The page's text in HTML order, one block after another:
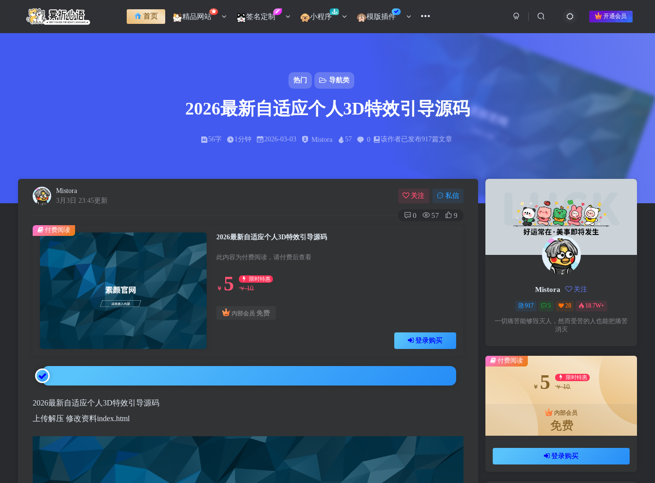
热门 导航类
2026最新自适应个人3D特效引导源码
56字 1分钟 2026-03-03 Mistora 57 0 该作者已发布917篇文章
首页 精品网站 签名定制 小程序 模版插件 开通会员
Mistora
3月3日 23:45更新
关注 私信
0 57 9
2026最新自适应个人3D特效引导源码
此内容为付费阅读，请付费后查看
￥ 5 限时特惠
￥ 10
内部会员 免费
登录购买
付费阅读
2026最新自适应个人3D特效引导源码
上传解压 修改资料index.html
Mistora 关注
917 5 28 18.7W+
一切痛苦能够毁灭人，然而受苦的人也能把痛苦
消灭
付费阅读
￥ 5 限时特惠
￥ 10
内部会员
免费
登录购买